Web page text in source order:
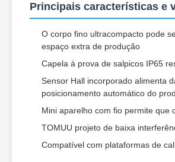
Principais características e
O corpo fino ultracompacto pode
espaço extra de produção
Capela à prova de salpicos IP65
Sensor Hall incorporado alimenta
posicionamento automático do
Mini aparelho com fio permite que
TOMUU projeto de baixa
Compatível com plataformas de